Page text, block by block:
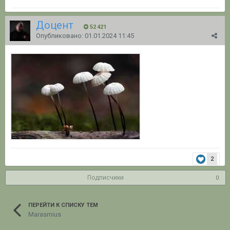
Доцент 52 421
Опубликовано: 01.01.2024 11:45
2
Подписчики 0
ПЕРЕЙТИ К СПИСКУ ТЕМ
Marasmius